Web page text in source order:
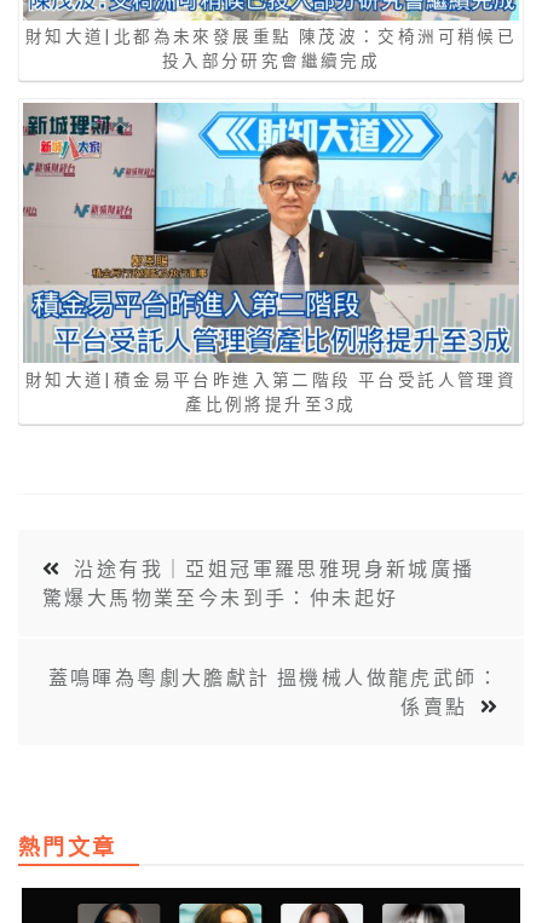
財知大道|北都為未來發展重點 陳茂波：交椅洲可稍候已
投入部分研究會繼續完成
財知大道|積金易平台昨進入第二階段 平台受託人管理資
產比例將提升至3成
沿途有我｜亞姐冠軍羅思雅現身新城廣播
驚爆大馬物業至今未到手：仲未起好
蓋鳴暉為粵劇大膽獻計 搵機械人做龍虎武師：
係賣點
熱門文章